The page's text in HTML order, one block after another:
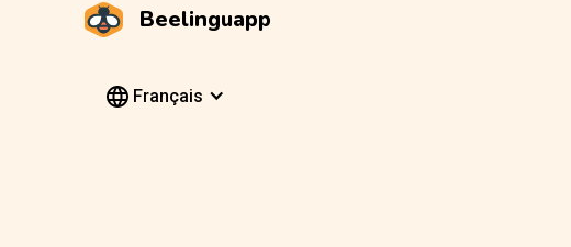
Beelinguapp
Français